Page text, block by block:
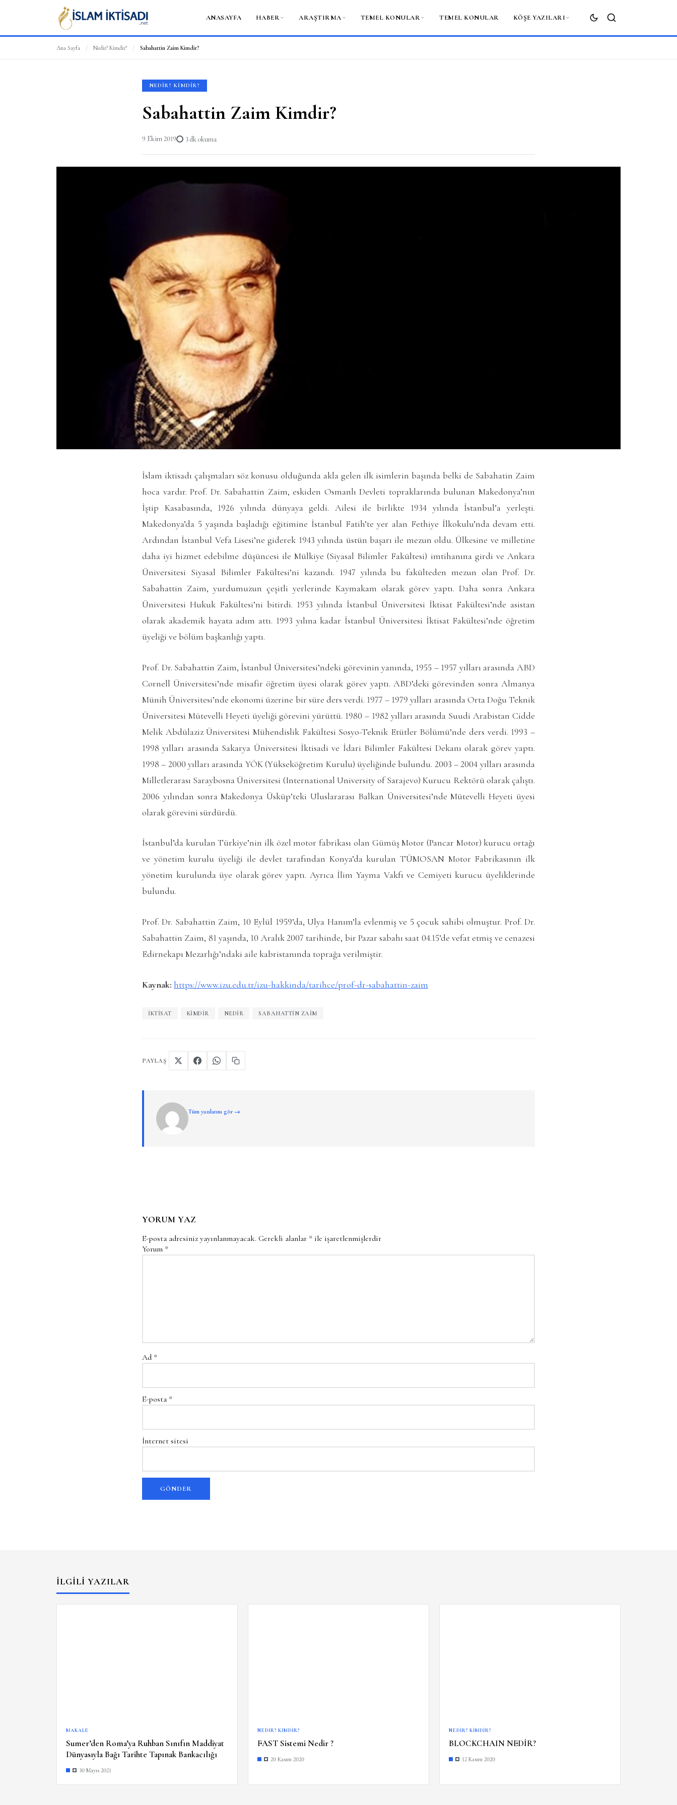
ANASAYFA HABER ARAŞTIRMA TEMEL KONULAR TEMEL KONULAR KÖŞE YAZILARI
ARA
Ana Sayfa / Nedir? Kimdir? / Sabahattin Zaim Kimdir?
NEDIR? KIMDIR?
Sabahattin Zaim Kimdir?
9 Ekim 2019 3 dk okuma
İslam iktisadı çalışmaları söz konusu olduğunda akla gelen ilk isimlerin başında belki de Sabahatin Zaim
hoca vardır. Prof. Dr. Sabahattin Zaim, eskiden Osmanlı Devleti topraklarında bulunan Makedonya’nın
İştip Kasabasında, 1926 yılında dünyaya geldi. Ailesi ile birlikte 1934 yılında İstanbul’a yerleşti.
Makedonya’da 5 yaşında başladığı eğitimine İstanbul Fatih’te yer alan Fethiye İlkokulu’nda devam etti.
Ardından İstanbul Vefa Lisesi’ne giderek 1943 yılında üstün başarı ile mezun oldu. Ülkesine ve milletine
daha iyi hizmet edebilme düşüncesi ile Mülkiye (Siyasal Bilimler Fakültesi) imtihanına girdi ve Ankara
Üniversitesi Siyasal Bilimler Fakültesi’ni kazandı. 1947 yılında bu fakülteden mezun olan Prof. Dr.
Sabahattin Zaim, yurdumuzun çeşitli yerlerinde Kaymakam olarak görev yaptı. Daha sonra Ankara
Üniversitesi Hukuk Fakültesi’ni bitirdi. 1953 yılında İstanbul Üniversitesi İktisat Fakültesi’nde asistan
olarak akademik hayata adım attı. 1993 yılına kadar İstanbul Üniversitesi İktisat Fakültesi’nde öğretim
üyeliği ve bölüm başkanlığı yaptı.
Prof. Dr. Sabahattin Zaim, İstanbul Üniversitesi’ndeki görevinin yanında, 1955 – 1957 yılları arasında ABD
Cornell Üniversitesi’nde misafir öğretim üyesi olarak görev yaptı. ABD’deki görevinden sonra Almanya
Münih Üniversitesi’nde ekonomi üzerine bir süre ders verdi. 1977 – 1979 yılları arasında Orta Doğu Teknik
Üniversitesi Mütevelli Heyeti üyeliği görevini yürüttü. 1980 – 1982 yılları arasında Suudi Arabistan Cidde
Melik Abdülaziz Üniversitesi Mühendislik Fakültesi Sosyo-Teknik Etütler Bölümü’nde ders verdi. 1993 –
1998 yılları arasında Sakarya Üniversitesi İktisadi ve İdari Bilimler Fakültesi Dekanı olarak görev yaptı.
1998 – 2000 yılları arasında YÖK (Yükseköğretim Kurulu) üyeliğinde bulundu. 2003 – 2004 yılları arasında
Milletlerarası Saraybosna Üniversitesi (International University of Sarajevo) Kurucu Rektörü olarak çalıştı.
2006 yılından sonra Makedonya Üsküp’teki Uluslararası Balkan Üniversitesi’nde Mütevelli Heyeti üyesi
olarak görevini sürdürdü.
İstanbul’da kurulan Türkiye’nin ilk özel motor fabrikası olan Gümüş Motor (Pancar Motor) kurucu ortağı
ve yönetim kurulu üyeliği ile devlet tarafından Konya’da kurulan TÜMOSAN Motor Fabrikasının ilk
yönetim kurulunda üye olarak görev yaptı. Ayrıca İlim Yayma Vakfı ve Cemiyeti kurucu üyeliklerinde
bulundu.
Prof. Dr. Sabahattin Zaim, 10 Eylül 1959’da, Ulya Hanım’la evlenmiş ve 5 çocuk sahibi olmuştur. Prof. Dr.
Sabahattin Zaim, 81 yaşında, 10 Aralık 2007 tarihinde, bir Pazar sabahı saat 04.15’de vefat etmiş ve cenazesi
Edirnekapı Mezarlığı’ndaki aile kabristanında toprağa verilmiştir.
Kaynak: https://www.izu.edu.tr/izu-hakkinda/tarihce/prof-dr-sabahattin-zaim
İKTISAT KIMDIR NEDIR SABAHATTIN ZAIM
PAYLAŞ
Tüm yazılarını gör →
YORUM YAZ
E-posta adresiniz yayınlanmayacak. Gerekli alanlar * ile işaretlenmişlerdir
Yorum *
Ad *
E-posta *
İnternet sitesi
İLGILI YAZILAR
MAKALE
Sumer’den Roma’ya Ruhban Sınıfın Maddiyat
Dünyasıyla Bağı Tarihte Tapınak Bankacılığı
30 Mayıs 2021
NEDIR? KIMDIR?
FAST Sistemi Nedir ?
20 Kasım 2020
NEDIR? KIMDIR?
BLOCKCHAIN NEDİR?
12 Kasım 2020